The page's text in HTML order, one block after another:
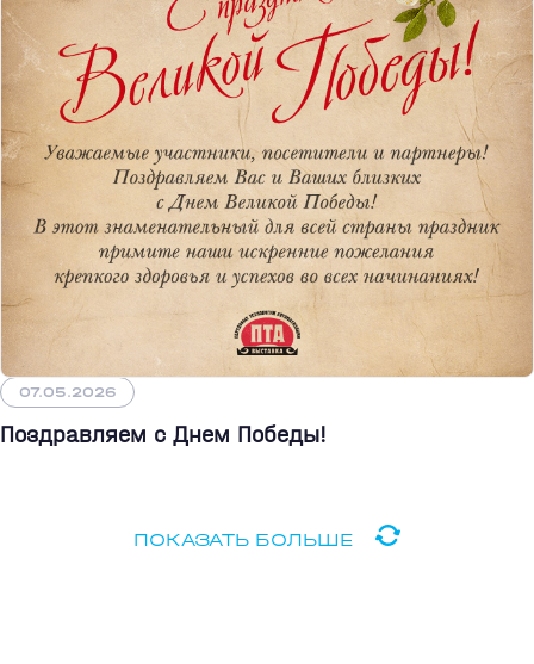
07.05.2026
Поздравляем с Днем Победы!
ПОКАЗАТЬ БОЛЬШЕ